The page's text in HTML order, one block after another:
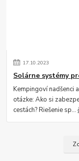
17.10.2023
Solárne systémy
Kempingoví nadšenci
otázke: Ako si
cestách? Riešenie sp...